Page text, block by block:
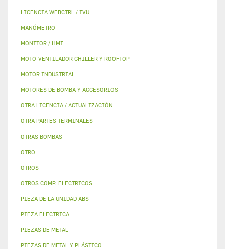
LICENCIA WEBCTRL / IVU
MANÓMETRO
MONITOR / HMI
MOTO-VENTILADOR CHILLER Y ROOFTOP
MOTOR INDUSTRIAL
MOTORES DE BOMBA Y ACCESORIOS
OTRA LICENCIA / ACTUALIZACIÓN
OTRA PARTES TERMINALES
OTRAS BOMBAS
OTRO
OTROS
OTROS COMP. ELECTRICOS
PIEZA DE LA UNIDAD ABS
PIEZA ELECTRICA
PIEZAS DE METAL
PIEZAS DE METAL Y PLÁSTICO